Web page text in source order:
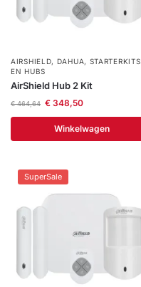
AIRSHIELD, DAHUA, STARTERKITS
EN HUBS
AirShield Hub 2 Kit
€464,64 €348,50
Winkelwagen
SuperSale